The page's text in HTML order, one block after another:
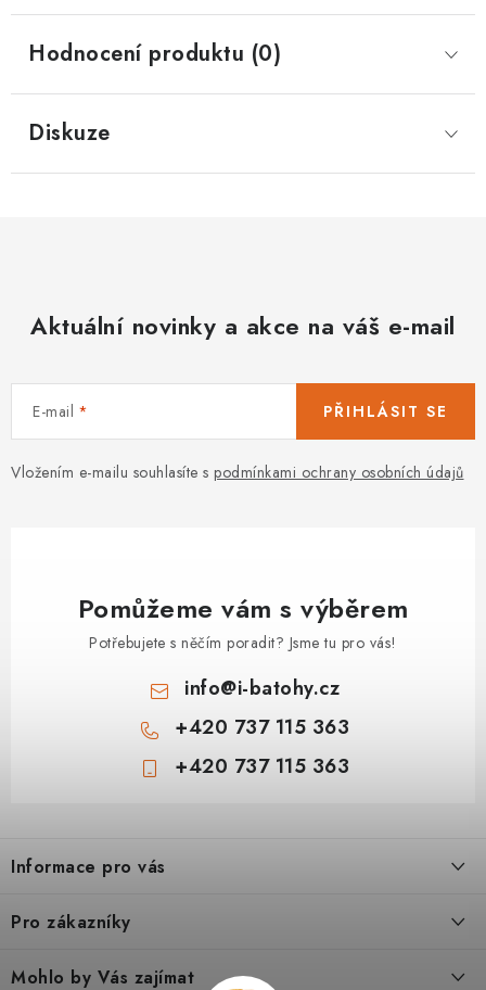
Hodnocení produktu (0)
Diskuze
Aktuální novinky a akce na váš e-mail
E-mail
Vložením e-mailu souhlasíte s podmínkami ochrany osobních údajů
PŘIHLÁSIT SE
Pomůžeme vám s výběrem
Potřebujete s něčím poradit? Jsme tu pro vás!
info@i-batohy.cz
+420 737 115 363
+420 737 115 363
p
a
Informace pro vás
Doprava a platba
Pro zákazníky
Podmínky ochrany osobní údaje
Mohlo by Vás zajímat